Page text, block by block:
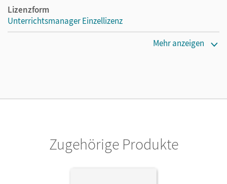
Lizenzform
Unterrichtsmanager Einzellizenz
Unterrichtsmanagers solange das Lehrwerk erhältlich ist.
Mehr anzeigen
Zugehörige Produkte